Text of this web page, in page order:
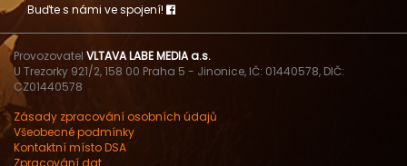
Buďte s námi ve spojení!
Provozovatel VLTAVA LABE MEDIA a.s.
U Trezorky 921/2, 158 00 Praha 5 - Jinonice, IČ: 01440578, DIČ:
CZ01440578
Zásady zpracování osobních údajů
Všeobecné podmínky
Kontaktní místo DSA
Zpracování dat